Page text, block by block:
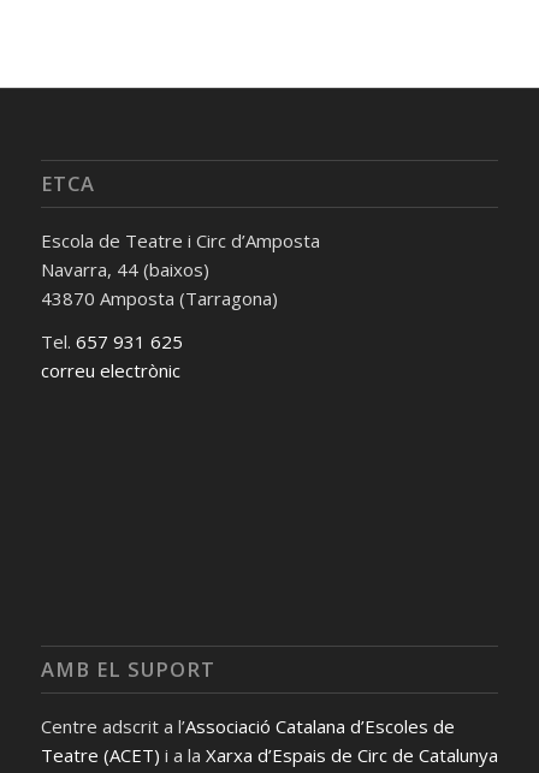
ETCA
Escola de Teatre i Circ d’Amposta
Navarra, 44 (baixos)
43870 Amposta (Tarragona)
Tel. 657 931 625
correu electrònic
AMB EL SUPORT
Centre adscrit a l’Associació Catalana d’Escoles de
Teatre (ACET) i a la Xarxa d’Espais de Circ de Catalunya